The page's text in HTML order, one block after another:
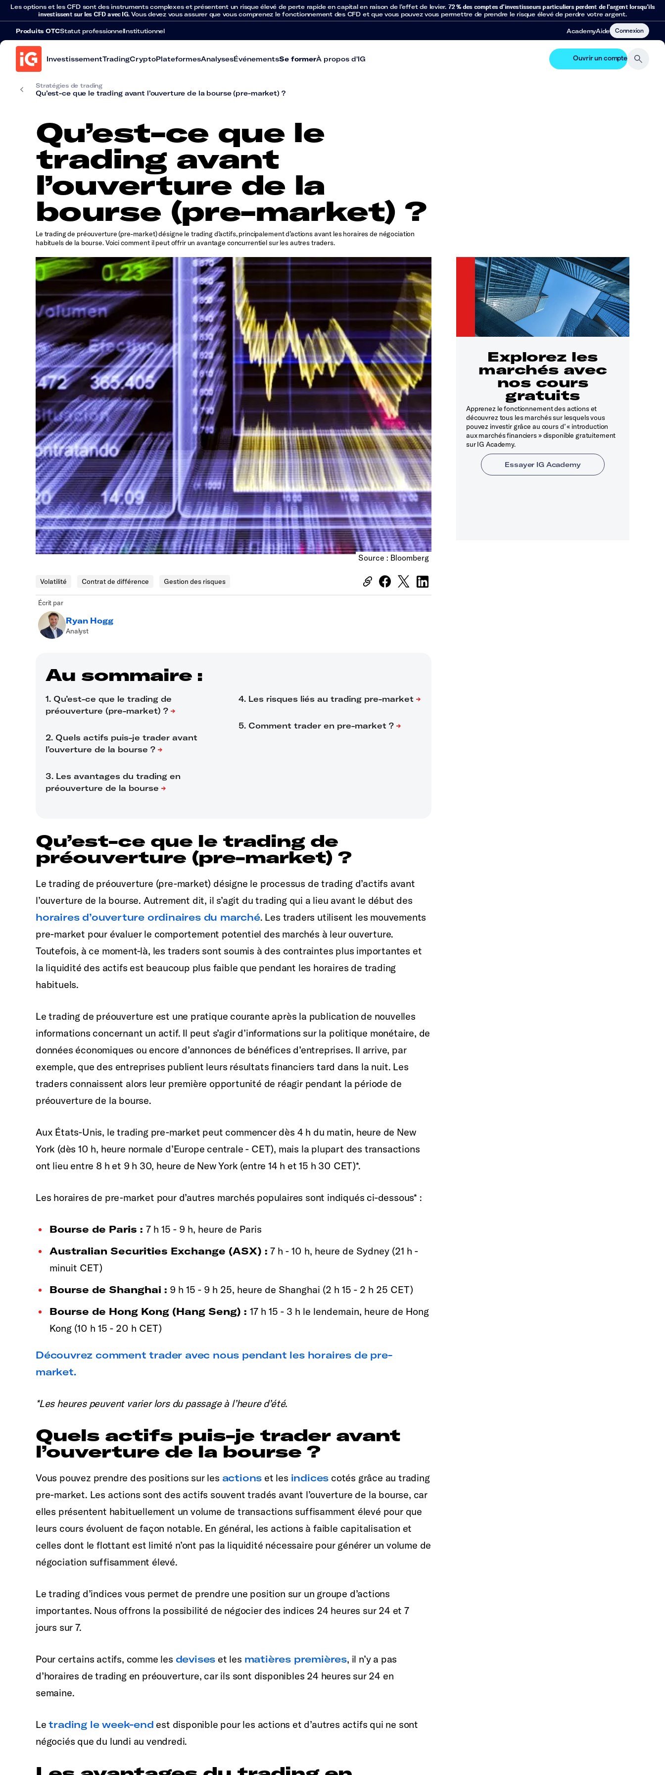
Les options et les CFD sont des instruments complexes et présentent un risque élevé de perte rapide en capital en raison de l’effet de levier. 72 % des comptes d’investisseurs particuliers perdent de l’argent lorsqu’ils
investissent sur les CFD avec IG. Vous devez vous assurer que vous comprenez le fonctionnement des CFD et que vous pouvez vous permettre de prendre le risque élevé de perdre votre argent.
Produits OTCStatut professionnelInstitutionnel AcademyAide Connexion
InvestissementTradingCryptoPlateformesAnalysesÉvénementsSe formerÀ propos d'IG Ouvrir un compte
Stratégies de trading
Qu’est-ce que le trading avant l’ouverture de la bourse (pre-market) ?
Qu’est-ce que le
trading avant
l’ouverture de la
bourse (pre-market) ?
Le trading de préouverture (pre-market) désigne le trading d’actifs, principalement d’actions avant les horaires de négociation
habituels de la bourse. Voici comment il peut offrir un avantage concurrentiel sur les autres traders.
Source : Bloomberg
Volatilité Contrat de différence Gestion des risques
Écrit par
Ryan Hogg
Analyst
Au sommaire :
Qu’est-ce que le trading de
préouverture (pre-market) ?
Le trading de préouverture (pre-market) désigne le processus de trading d’actifs avant
l’ouverture de la bourse. Autrement dit, il s’agit du trading qui a lieu avant le début des
horaires d’ouverture ordinaires du marché. Les traders utilisent les mouvements
pre-market pour évaluer le comportement potentiel des marchés à leur ouverture.
Toutefois, à ce moment-là, les traders sont soumis à des contraintes plus importantes et
la liquidité des actifs est beaucoup plus faible que pendant les horaires de trading
habituels.
Le trading de préouverture est une pratique courante après la publication de nouvelles
informations concernant un actif. Il peut s’agir d’informations sur la politique monétaire, de
données économiques ou encore d’annonces de bénéfices d’entreprises. Il arrive, par
exemple, que des entreprises publient leurs résultats financiers tard dans la nuit. Les
traders connaissent alors leur première opportunité de réagir pendant la période de
préouverture de la bourse.
Aux États-Unis, le trading pre-market peut commencer dès 4 h du matin, heure de New
York (dès 10 h, heure normale d’Europe centrale - CET), mais la plupart des transactions
ont lieu entre 8 h et 9 h 30, heure de New York (entre 14 h et 15 h 30 CET)*.
Les horaires de pre-market pour d’autres marchés populaires sont indiqués ci-dessous* :
Bourse de Paris : 7 h 15 - 9 h, heure de Paris
Australian Securities Exchange (ASX) : 7 h - 10 h, heure de Sydney (21 h -
minuit CET)
Bourse de Shanghai : 9 h 15 - 9 h 25, heure de Shanghai (2 h 15 - 2 h 25 CET)
Bourse de Hong Kong (Hang Seng) : 17 h 15 - 3 h le lendemain, heure de Hong
Kong (10 h 15 - 20 h CET)
Découvrez comment trader avec nous pendant les horaires de pre-
market.
*Les heures peuvent varier lors du passage à l’heure d’été.
Quels actifs puis-je trader avant
l’ouverture de la bourse ?
Vous pouvez prendre des positions sur les actions et les indices cotés grâce au trading
pre-market. Les actions sont des actifs souvent tradés avant l’ouverture de la bourse, car
elles présentent habituellement un volume de transactions suffisamment élevé pour que
leurs cours évoluent de façon notable. En général, les actions à faible capitalisation et
celles dont le flottant est limité n’ont pas la liquidité nécessaire pour générer un volume de
négociation suffisamment élevé.
Le trading d’indices vous permet de prendre une position sur un groupe d’actions
importantes. Nous offrons la possibilité de négocier des indices 24 heures sur 24 et 7
jours sur 7.
Pour certains actifs, comme les devises et les matières premières, il n’y a pas
d’horaires de trading en préouverture, car ils sont disponibles 24 heures sur 24 en
semaine.
Letrading le week-end est disponible pour les actions et d’autres actifs qui ne sont
négociés que du lundi au vendredi.
Explorez les
marchés avec
nos cours
gratuits
Apprenez le fonctionnement des actions et
découvrez tous les marchés sur lesquels vous
pouvez investir grâce au cours d’ « introduction
aux marchés financiers » disponible gratuitement
sur IG Academy.